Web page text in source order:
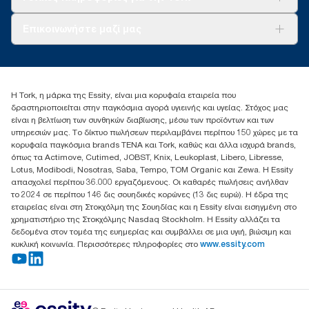
+302102705722
17th klm.National Road Athens-Lamia &2 Kalamatas
14564 N.Kifissia, Athens-Greece
Mob: +306932474930 (για Ελλάδα & Κύπρο)
Η Tork, η μάρκα της Essity, είναι μια κορυφαία εταιρεία που
δραστηριοποιείται στην παγκόσμια αγορά υγιεινής και υγείας. Στόχος μας
είναι η βελτίωση των συνθηκών διαβίωσης, μέσω των προϊόντων και των
υπηρεσιών μας. Το δίκτυο πωλήσεων περιλαμβάνει περίπου 150 χώρες με τα
κορυφαία παγκόσμια brands TENA και Tork, καθώς και άλλα ισχυρά brands,
όπως τα Actimove, Cutimed, JOBST, Knix, Leukoplast, Libero, Libresse,
Lotus, Modibodi, Nosotras, Saba, Tempo, TOM Organic και Zewa. Η Essity
απασχολεί περίπου 36.000 εργαζόμενους. Οι καθαρές πωλήσεις ανήλθαν
το 2024 σε περίπου 146 δις σουηδικές κορώνες (13 δις ευρώ). Η έδρα της
εταιρείας είναι στη Στοκχόλμη της Σουηδίας και η Essity είναι εισηγμένη στο
χρηματιστήριο της Στοκχόλμης Nasdaq Stockholm. Η Essity αλλάζει τα
δεδομένα στον τομέα της ευημερίας και συμβάλλει σε μια υγιή, βιώσιμη και
κυκλική κοινωνία. Περισσότερες πληροφορίες στο www.essity.com